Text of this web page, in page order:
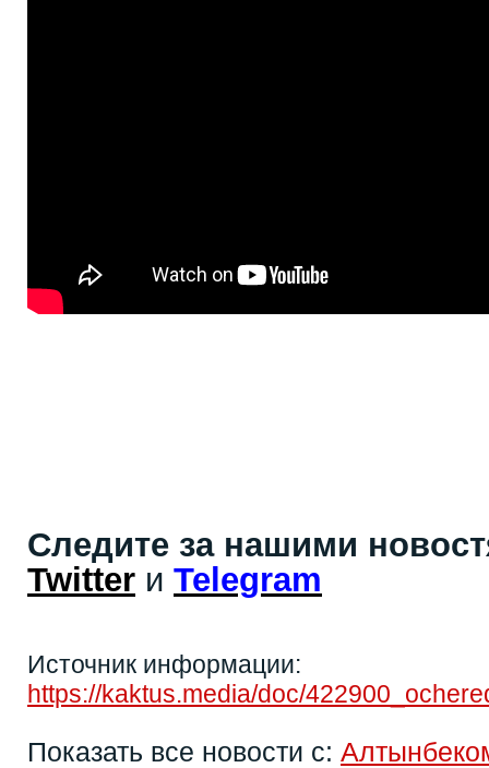
Следите за нашими
Twitter и Telegram
Источник информации:
https://kaktus.media/doc/
Показать все новости с: